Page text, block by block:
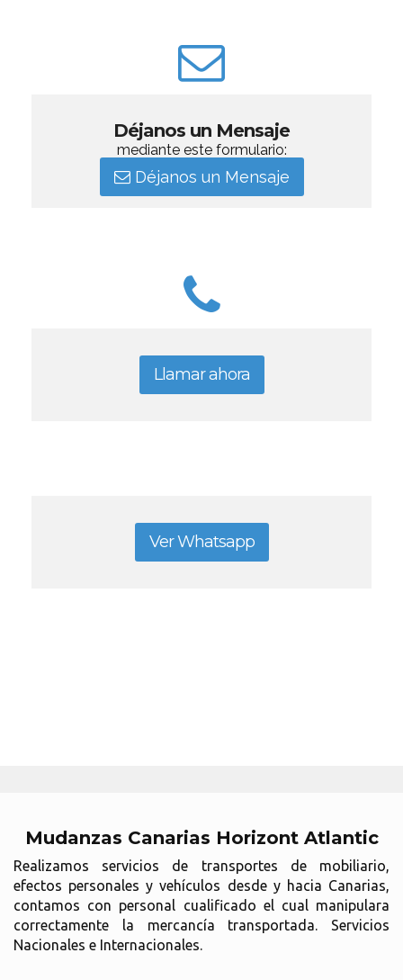
Déjanos un Mensaje
mediante este formulario:
Déjanos un Mensaje
Llamar ahora
Ver Whatsapp
Mudanzas Canarias Horizont Atlantic
Realizamos servicios de transportes de mobiliario,
efectos personales y vehículos desde y hacia Canarias,
contamos con personal cualificado el cual manipulara
correctamente la mercancía transportada. Servicios
Nacionales e Internacionales.